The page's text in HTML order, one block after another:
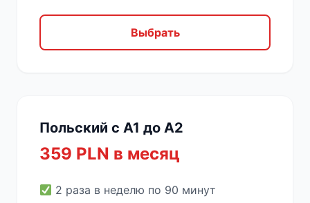
Выбрать
Польский с A1 до A2
359 PLN в месяц
2 раза в неделю по 90 минут